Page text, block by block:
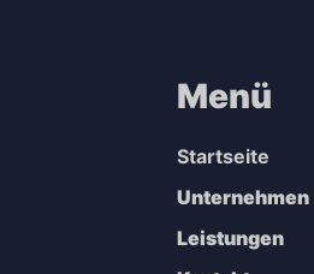
Menü
Startseite
Unternehmen
Leistungen